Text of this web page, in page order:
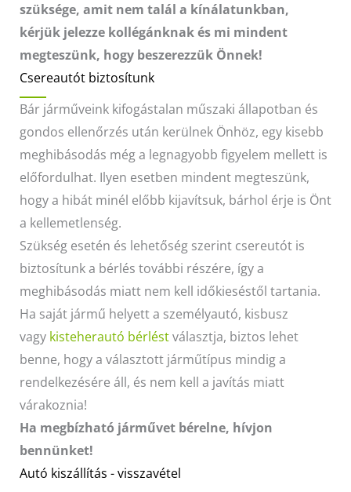
szüksége, amit nem talál a kínálatunkban,
kérjük jelezze kollégánknak és mi mindent
megteszünk, hogy beszerezzük Önnek!
Csereautót biztosítunk
Bár járműveink kifogástalan műszaki állapotban és
gondos ellenőrzés után kerülnek Önhöz, egy kisebb
meghibásodás még a legnagyobb figyelem mellett is
előfordulhat. Ilyen esetben mindent megteszünk,
hogy a hibát minél előbb kijavítsuk, bárhol érje is Önt
a kellemetlenség.
Szükség esetén és lehetőség szerint csereutót is
biztosítunk a bérlés további részére, így a
meghibásodás miatt nem kell időkieséstől tartania.
Ha saját jármű helyett a személyautó, kisbusz
vagy kisteherautó bérléstválasztja, biztos lehet
benne, hogy a választott járműtípus mindig a
rendelkezésére áll, és nem kell a javítás miatt
várakoznia!
Ha megbízható járművet bérelne, hívjon
bennünket!
Autó kiszállítás - visszavétel